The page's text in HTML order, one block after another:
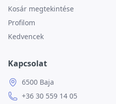
Kosár megtekintése
Profilom
Kedvencek
Kapcsolat
6500 Baja
+36 30 559 14 05